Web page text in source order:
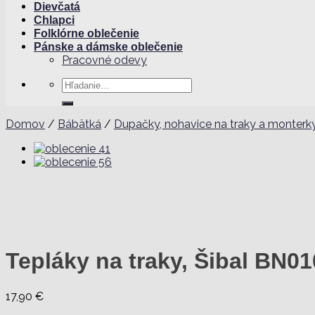
Dievčatá
Chlapci
Folklórne oblečenie
Pánske a dámske oblečenie
Pracovné odevy
Hľadať:
Domov / Bábätká / Dupačky, nohavice na traky a
Tepláky na traky, Šibal
17,90 €